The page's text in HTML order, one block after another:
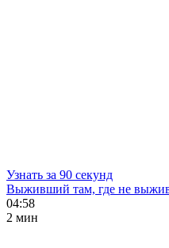
Узнать за 90 секунд
Выживший там, где не
04:58
2 мин